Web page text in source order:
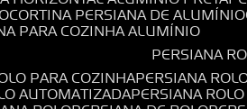
CORTINA PERSIANA DE ALUMÍNIO
PARA COZINHA ALUMÍNIO
PERSIANA
PARA COZINHA PERSIANA
AUTOMATIZADA PERSIANA